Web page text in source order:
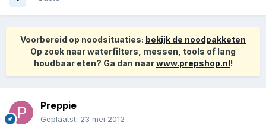
Voorbereid op noodsituaties: bekijk de noodpakketen
Op zoek naar waterfilters, messen, tools of lang
houdbaar eten? Ga dan naarwww.prepshop.nl!
Preppie
Geplaatst: 23 mei 2012